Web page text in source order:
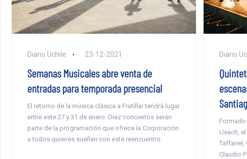
Diario Uchile 23-12-2021
Semanas Musicales abre venta de
entradas para temporada presencial
El retorno de la música clásica a Frutillar tendrá lugar
entre este 27 y 31 de enero. Diez conciertos serán
parte de la programación que ofrece la Corporación
a todos quienes sueñan con este reencuentro.
Diario
Usach,
Taffanel,
Claudio